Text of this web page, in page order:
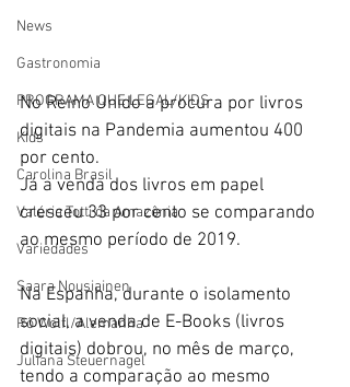
News
Gastronomia
PROGRAMA QUE LEGAL/KIDS
Kids
Carolina Brasil
Valéria Totti da Amazônia
Variedades
Saara Nousiainen
Rô Wolfl/Alemanha
Juliana Steuernagel
No Reino Unido a procura por livros
digitais na Pandemia aumentou 400
por cento.
Já a venda dos livros em papel
cresceu 33 por cento se comparando
ao mesmo período de 2019.
Na Espanha, durante o isolamento
social, a venda de E-Books (livros
digitais) dobrou, no mês de março,
tendo a comparação ao mesmo